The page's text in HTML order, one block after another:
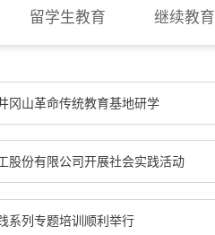
留学生教育 继续教育
冈山革命传统教育基地研学
股份有限公司开展社会实践活动
系列专题培训顺利举行